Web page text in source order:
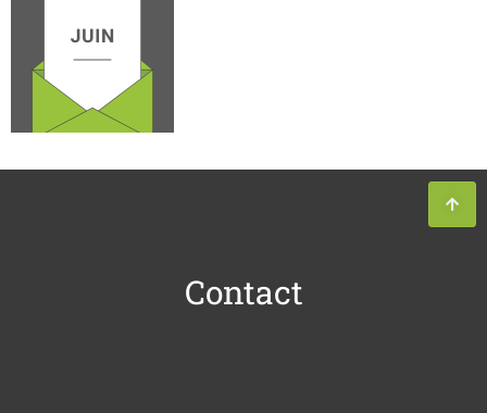
Contact